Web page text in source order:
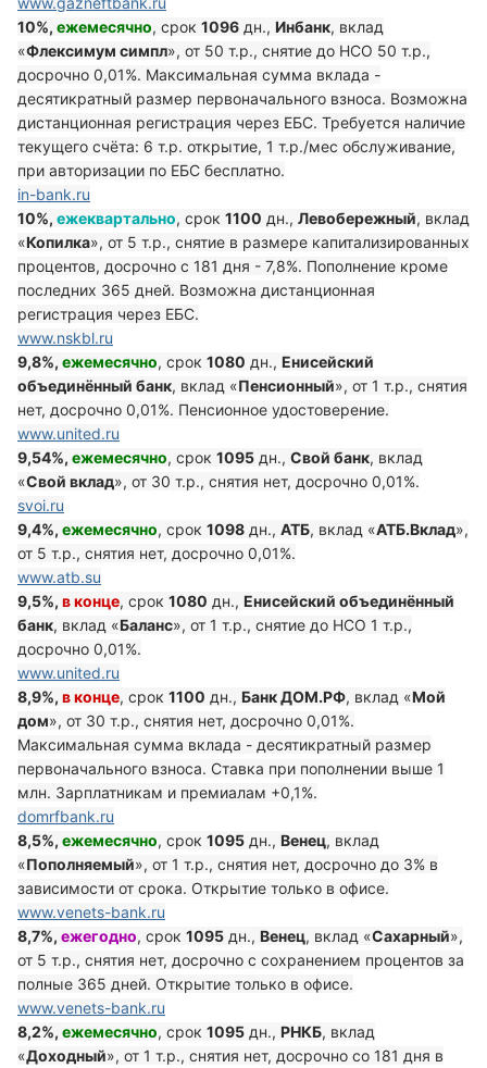
10%, ежемесячно, срок 1096 дн., Инбанк, вклад
«Флексимум симпл», от 50 т.р., снятие до НСО 50 т.р.,
досрочно 0,01%. Максимальная сумма вклада -
десятикратный размер первоначального взноса. Возможна
дистанционная регистрация через ЕБС. Требуется наличие
текущего счёта: 6 т.р. открытие, 1 т.р./мес обслуживание,
при авторизации по ЕБС бесплатно.
in-bank.ru
10%, ежеквартально, срок 1100 дн., Левобережный, вклад
«Копилка», от 5 т.р., снятие в размере капитализированных
процентов, досрочно с 181 дня - 7,8%. Пополнение кроме
последних 365 дней. Возможна дистанционная
регистрация через ЕБС.
www.nskbl.ru
9,8%, ежемесячно, срок 1080 дн., Енисейский
объединённый банк, вклад «Пенсионный», от 1 т.р., снятия
нет, досрочно 0,01%. Пенсионное удостоверение.
www.united.ru
9,54%, ежемесячно, срок 1095 дн., Свой банк, вклад
«Свой вклад», от 30 т.р., снятия нет, досрочно 0,01%.
svoi.ru
9,4%, ежемесячно, срок 1098 дн., АТБ, вклад «АТБ.Вклад»,
от 5 т.р., снятия нет, досрочно 0,01%.
www.atb.su
9,5%, в конце, срок 1080 дн., Енисейский объединённый
банк, вклад «Баланс», от 1 т.р., снятие до НСО 1 т.р.,
досрочно 0,01%.
www.united.ru
8,9%, в конце, срок 1100 дн., Банк ДОМ.РФ, вклад «Мой
дом», от 30 т.р., снятия нет, досрочно 0,01%.
Максимальная сумма вклада - десятикратный размер
первоначального взноса. Ставка при пополнении выше 1
млн. Зарплатникам и премиалам +0,1%.
domrfbank.ru
8,5%, ежемесячно, срок 1095 дн., Венец, вклад
«Пополняемый», от 1 т.р., снятия нет, досрочно до 3% в
зависимости от срока. Открытие только в офисе.
www.venets-bank.ru
8,7%, ежегодно, срок 1095 дн., Венец, вклад «Сахарный»,
от 5 т.р., снятия нет, досрочно с сохранением процентов за
полные 365 дней. Открытие только в офисе.
www.venets-bank.ru
8,2%, ежемесячно, срок 1095 дн., РНКБ, вклад
«Доходный», от 1 т.р., снятия нет, досрочно со 181 дня в